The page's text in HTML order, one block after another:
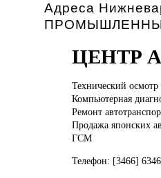
Адреса
ЦЕНТР
Технический осмотр
Компьютерная
Ремонт
Продажа японских
ГСМ
Телефон: [3466]